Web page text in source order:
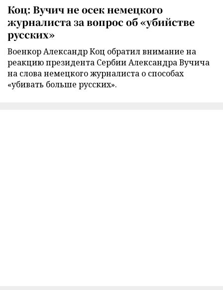
Коц: Вучич не осек немецкого
журналиста за вопрос об «убийстве
русских»
Военкор Александр Коц обратил внимание на
реакцию президента Сербии Александра Вучича
на слова немецкого журналиста о способах
«убивать больше русских».